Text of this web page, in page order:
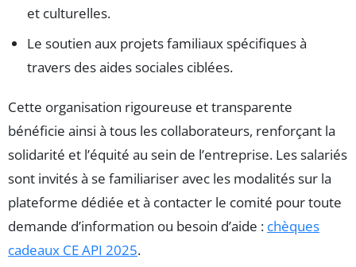
et culturelles.
Le soutien aux projets familiaux spécifiques à
travers des aides sociales ciblées.
Cette organisation rigoureuse et transparente
bénéficie ainsi à tous les collaborateurs, renforçant la
solidarité et l’équité au sein de l’entreprise. Les salariés
sont invités à se familiariser avec les modalités sur la
plateforme dédiée et à contacter le comité pour toute
demande d’information ou besoin d’aide : chèques
cadeaux CE API 2025.